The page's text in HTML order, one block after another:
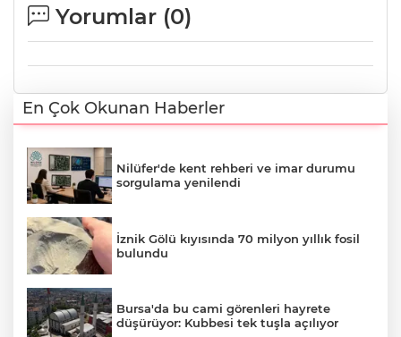
Yorumlar (0)
En Çok Okunan Haberler
Nilüfer'de kent rehberi ve imar durumu
sorgulama yenilendi
İznik Gölü kıyısında 70 milyon yıllık fosil
bulundu
Bursa'da bu cami görenleri hayrete
düşürüyor: Kubbesi tek tuşla açılıyor